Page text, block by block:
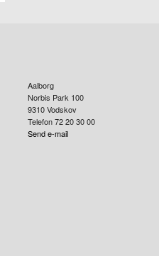
Aalborg
Norbis Park 100
9310 Vodskov
Telefon 72 20 30 00
Send e-mail